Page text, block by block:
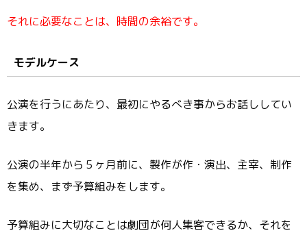
それに必要なことは、時間の余裕です。
モデルケース
公演を行うにあたり、最初にやるべき事からお話ししてい
きます。
公演の半年から５ヶ月前に、製作が作・演出、主宰、制作
を集め、まず予算組みをします。
予算組みに大切なことは劇団が何人集客できるか、それを